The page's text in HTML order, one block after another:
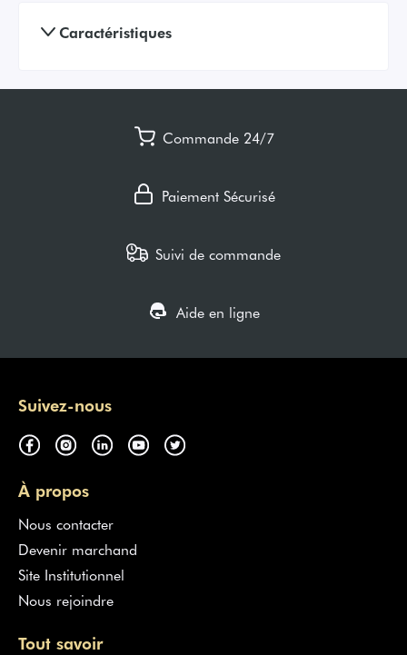
Caractéristiques
Commande 24/7
Paiement Sécurisé
Suivi de commande
Aide en ligne
Suivez-nous
À propos
Nous contacter
Devenir marchand
Site Institutionnel
Nous rejoindre
Tout savoir